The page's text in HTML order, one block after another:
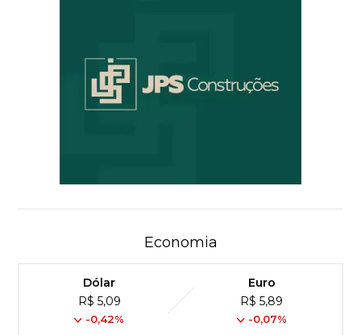
Economia
Dólar
R$ 5,09
-0,42%
Euro
R$ 5,89
-0,07%